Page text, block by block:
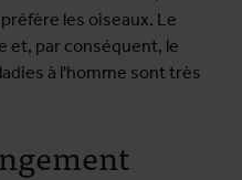
les oiseaux. Le
et, par conséquent, le
à l'homme sont très